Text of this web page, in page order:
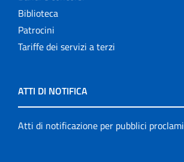
Biblioteca
Patrocini
Tariffe dei servizi a terzi
ATTI DI NOTIFICA
Atti di notificazione per pubblici proclami